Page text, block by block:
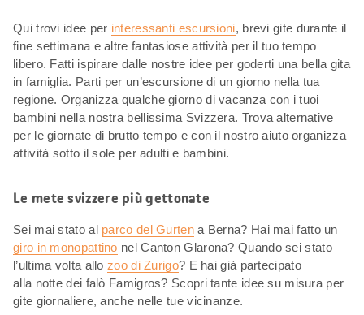
Qui trovi idee per interessanti escursioni, brevi gite durante il
fine settimana e altre fantasiose attività per il tuo tempo
libero. Fatti ispirare dalle nostre idee per goderti una bella gita
in famiglia. Parti per un’escursione di un giorno nella tua
regione. Organizza qualche giorno di vacanza con i tuoi
bambini nella nostra bellissima Svizzera. Trova alternative
per le giornate di brutto tempo e con il nostro aiuto organizza
attività sotto il sole per adulti e bambini.
Le mete svizzere più gettonate
Sei mai stato al parco del Gurtena Berna? Hai mai fatto un
giro in monopattino nel Canton Glarona? Quando sei stato
l’ultima volta allozoo di Zurigo? E hai già partecipato
alla notte dei falò Famigros? Scopri tante idee su misura per
gite giornaliere, anche nelle tue vicinanze.